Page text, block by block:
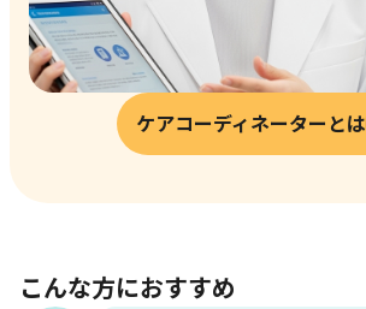
ケアコーディネーターとは
こんな方におすすめ